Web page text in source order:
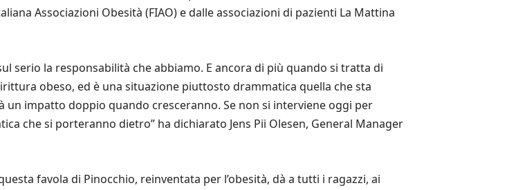
Associazioni Obesità (FIAO) e dalle associazioni di pazienti La Mattina
serio la responsabilità che abbiamo. E ancora di più quando si tratta di
obeso, ed è una situazione piuttosto drammatica quella che sta
impatto doppio quando cresceranno. Se non si interviene oggi per
che si porteranno dietro” ha dichiarato Jens Pii Olesen, General Manager
favola di Pinocchio, reinventata per l’obesità, dà a tutti i ragazzi, ai